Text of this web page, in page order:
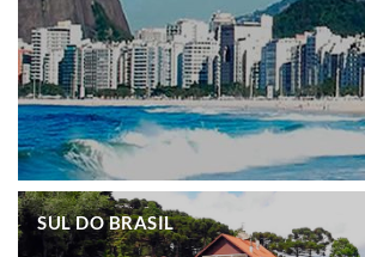
.
SUL DO BRASIL